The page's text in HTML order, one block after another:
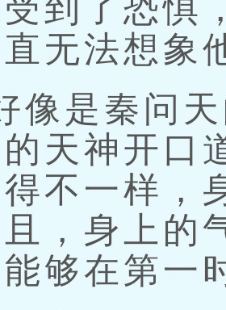
到了恐惧
无法想象
是秦问天
天神开口
不一样，
，身上的
够在第一